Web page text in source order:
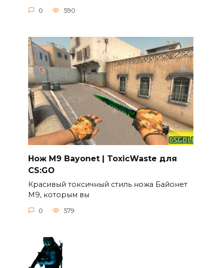
0 590
Нож M9 Bayonet | ToxicWaste для
CS:GO
Красивый токсичный стиль ножа Байонет
М9, которым вы
0 579